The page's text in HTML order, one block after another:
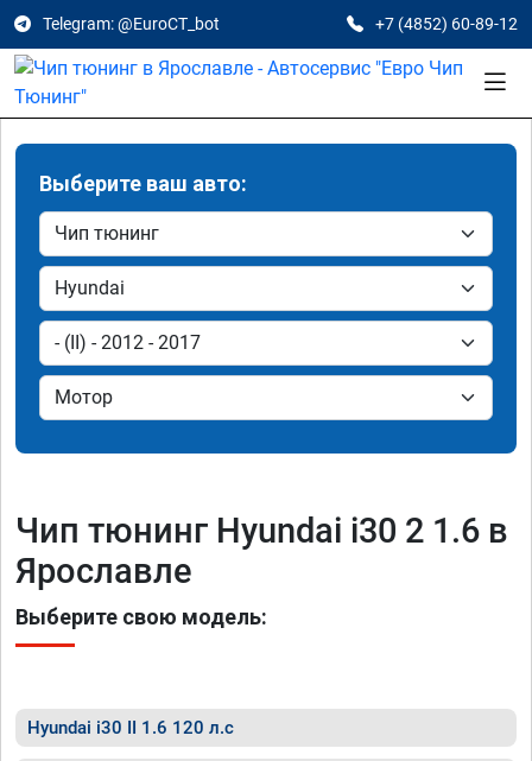
Telegram: @EuroCT_bot +7 (4852) 60-89-12
Выберите ваш авто:
Чип тюнинг Hyundai i30 2 1.6 в
Ярославле
Выберите свою модель:
Hyundai i30 II 1.6 120 л.с